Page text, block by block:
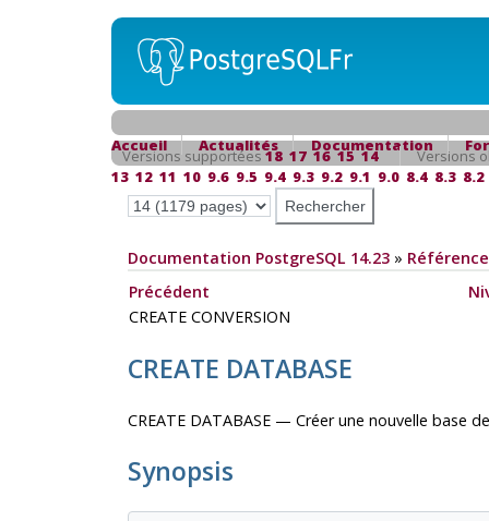
Accueil Actualités Documentation
Versions supportées18 17 16 15 14
Versions
13 12 11 10 9.6 9.5 9.4 9.3 9.2 9.1 9.0 8.4 8.3 8.2
Documentation PostgreSQL 14.23» Référence
Précédent
CREATE CONVERSION
CREATE DATABASE
CREATE DATABASE — Créer une nouvelle base
Synopsis